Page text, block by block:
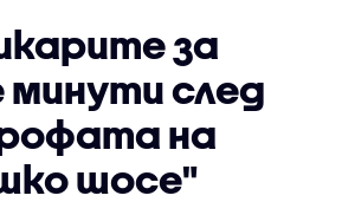
за
след
на
шосе"